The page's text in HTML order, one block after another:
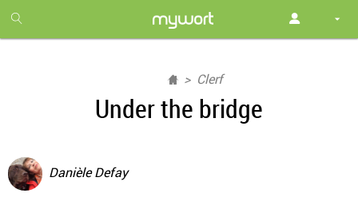
month
free
Clerf
Under the bridge
Danièle Defay